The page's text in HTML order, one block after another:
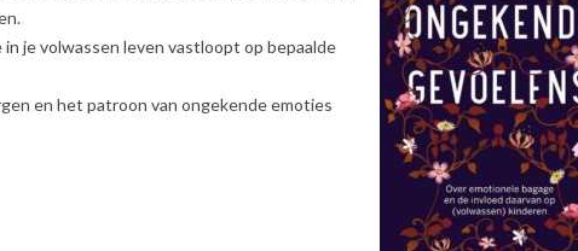
je volwassen leven vastloopt op bepaalde
en het patroon van ongekende emoties